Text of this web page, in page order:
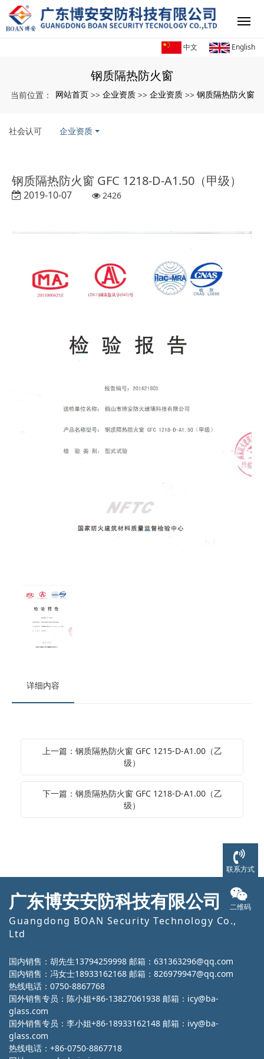
中文 English
钢质隔热防火窗
当前位置： 网站首页 >> 企业资质 >> 企业资质 >> 钢质隔热防火窗
社会认可 企业资质
钢质隔热防火窗 GFC 1218-D-A1.50（甲级）
2019-10-07 2426
详细内容
上一篇：钢质隔热防火窗 GFC 1215-D-A1.00（乙
级）
下一篇：钢质隔热防火窗 GFC 1218-D-A1.00（乙
级）
广东博安安防科技有限公司
Guangdong BOAN Security Technology Co.,
Ltd
国内销售：胡先生13794259998 邮箱：631363296@qq.com
国内销售：冯女士18933162168 邮箱：826979947@qq.com
热线电话：0750-8867768
国外销售专员：陈小姐+86-13827061938 邮箱：icy@ba-
glass.com
国外销售专员：李小姐+86-18933162148 邮箱：ivy@ba-
glass.com
热线电话：+86-0750-8867718
联系方式
二维码